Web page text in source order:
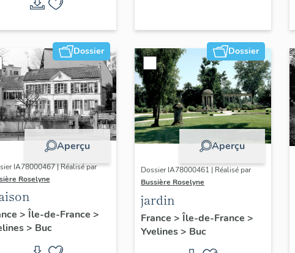
Dossier
Aperçu
IA78000467 | Réalisé par
Roselyne
> Île-de-France >
> Buc
Dossier
Aperçu
Dossier IA78000461 | Réalisé par
Bussière Roselyne
jardin
France > Île-de-France >
Yvelines> Buc